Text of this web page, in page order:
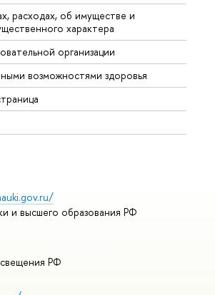
расходах, об имуществе и
характера
организации
возможностями здоровья
и высшего образования РФ
РФ